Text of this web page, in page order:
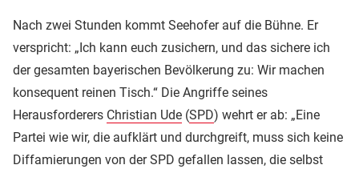
Nach zwei Stunden kommt Seehofer auf die Bühne. Er
verspricht: „Ich kann euch zusichern, und das sichere ich
der gesamten bayerischen Bevölkerung zu: Wir machen
konsequent reinen Tisch.“ Die Angriffe seines
Herausforderers Christian Ude (SPD) wehrt er ab: „Eine
Partei wie wir, die aufklärt und durchgreift, muss sich keine
Diffamierungen von der SPD gefallen lassen, die selbst